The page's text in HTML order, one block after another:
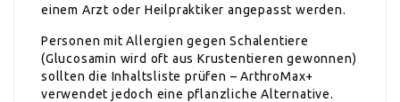
einem Arzt oder Heilpraktiker angepasst werden.
Personen mit Allergien gegen Schalentiere
(Glucosamin wird oft aus Krustentieren gewonnen)
sollten die Inhaltsliste prüfen – ArthroMax+
verwendet jedoch eine pflanzliche Alternative.